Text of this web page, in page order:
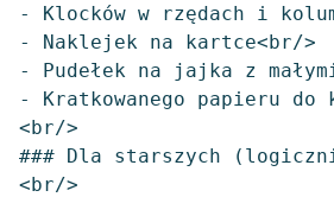
- Klocków w rzędach i
- Naklejek na kartce<br/>
- Pudełek na jajka z
- Kratkowanego papieru do
<br/>
### Dla starszych
<br/>